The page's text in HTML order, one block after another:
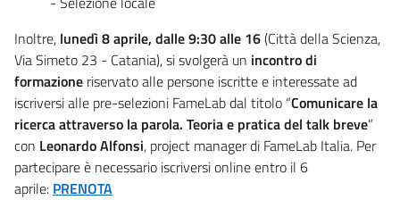
Inoltre, lunedì 8 aprile, dalle 9:30 alle 16(Città della Scienza,
Via Simeto 23 - Catania), si svolgerà un incontro di
formazione riservato alle persone iscritte e interessate ad
iscriversi alle pre-selezioni FameLab dal titolo “Comunicare la
ricerca attraverso la parola. Teoria e pratica del talk breve”
con Leonardo Alfonsi, project manager di FameLab Italia. Per
partecipare è necessario iscriversi online entro il 6
aprile: PRENOTA